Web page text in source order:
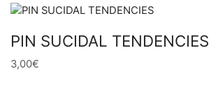
PIN SUCIDAL TENDENCIES
3,00€